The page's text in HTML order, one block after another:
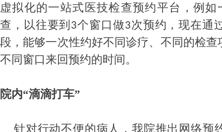
虚拟化的一站式医技检查预约平台，例如
查，以往要到 3个窗口做3次预约，现在通
段，能够一次性约好不同诊疗、不同的检
不同窗口来回预约的时间。
院内“滴滴打车”
针对行动不便的病人，我院推出网络预